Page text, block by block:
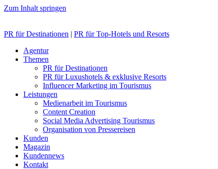
Zum Inhalt springen
PR für Destinationen | PR für Top-Hotels und Resorts
Agentur
Themen
PR für Destinationen
PR für Luxushotels & exklusive Resorts
Influencer Marketing im Tourismus
Leistungen
Medienarbeit im Tourismus
Content Creation
Social Media Advertising Tourismus
Organisation von Pressereisen
Kunden
Magazin
Kundennews
Kontakt